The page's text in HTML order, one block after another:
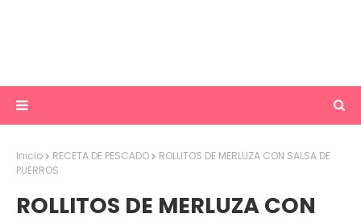
Inicio RECETA DE PESCADO
ROLLITOS DE MERLUZA CON SALSA DE
PUERROS
ROLLITOS DE MERLUZA CON